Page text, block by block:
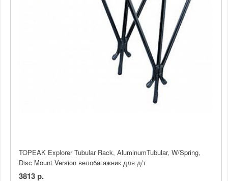
TOPEAK Explorer Tubular Rack, AluminumTubular, W/Spring,
Disc Mount Version велобагажник для д/т
3813 р.